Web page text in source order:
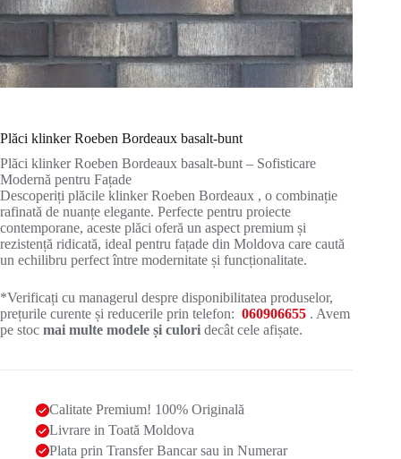
Plăci klinker Roeben Bordeaux basalt-bunt
Plăci klinker Roeben Bordeaux basalt-bunt – Sofisticare
Modernă pentru Fațade
Descoperiți plăcile klinker Roeben Bordeaux , o combinație
rafinată de nuanțe elegante. Perfecte pentru proiecte
contemporane, aceste plăci oferă un aspect premium și
rezistență ridicată, ideal pentru fațade din Moldova care caută
un echilibru perfect între modernitate și funcționalitate.
*Verificați cu managerul despre disponibilitatea produselor,
prețurile curente și reducerile prin telefon: 060906655 . Avem
pe stoc mai multe modele și culori decât cele afișate.
Calitate Premium! 100% Originală
Livrare in Toată Moldova
Plata prin Transfer Bancar sau in Numerar